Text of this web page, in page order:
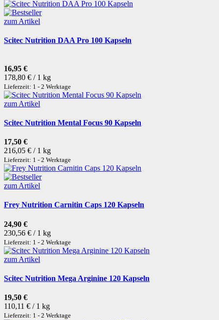
zum Artikel
Scitec Nutrition DAA Pro 100 Kapseln
16,95 €
178,80 € / 1 kg
Lieferzeit: 1 - 2 Werktage
zum Artikel
Scitec Nutrition Mental Focus 90 Kapseln
17,50 €
216,05 € / 1 kg
Lieferzeit: 1 - 2 Werktage
zum Artikel
Frey Nutrition Carnitin Caps 120 Kapseln
24,90 €
230,56 € / 1 kg
Lieferzeit: 1 - 2 Werktage
zum Artikel
Scitec Nutrition Mega Arginine 120 Kapseln
19,50 €
110,11 € / 1 kg
Lieferzeit: 1 - 2 Werktage